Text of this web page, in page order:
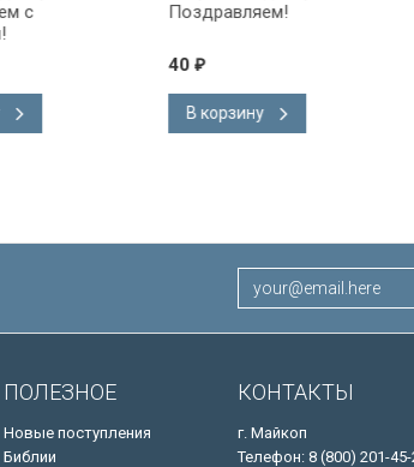
Поздравляем!
В корзину
С
В
ПОЛЕЗНОЕ
Новые поступления
Библии
КОНТАКТЫ
г. Майкоп
Телефон: 8 (800) 201-